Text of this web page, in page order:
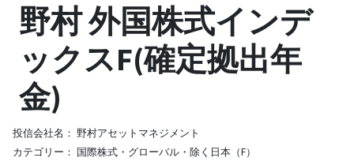
野村 外国株式インデ
ックスF(確定拠出年
金)
投信会社名： 野村アセットマネジメント
カテゴリー： 国際株式・グローバル・除く日本（F）